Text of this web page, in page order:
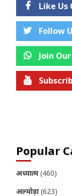
Like Us
Follow
Join
Popular
अध्यात्म (460)
अल्मोड़ा (623)